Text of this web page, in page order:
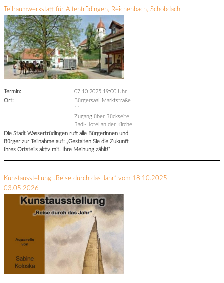
Teilraumwerkstatt für Altentrüdingen, Reichenbach, Schobdach
Termin:
07.10.2025 19:00 Uhr
Ort:
Bürgersaal, Marktstraße
11
Zugang über Rückseite
Radl-Hotel an der Kirche
Die Stadt Wassertrüdingen ruft alle Bürgerinnen und
Bürger zur Teilnahme auf: „Gestalten Sie die Zukunft
Ihres Ortsteils aktiv mit. Ihre Meinung zählt!“
Kunstausstellung „Reise durch das Jahr“ vom 18.10.2025 –
03.05.2026